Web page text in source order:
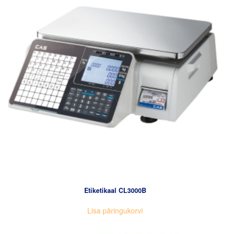
Etiketikaal CL3000B
Lisa päringukorvi